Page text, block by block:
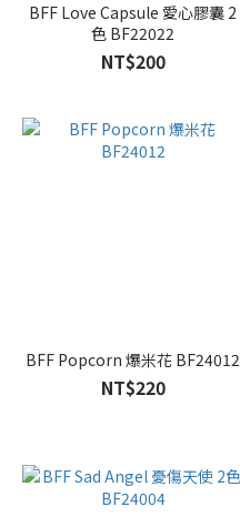
BFF Love Capsule 愛心膠囊 2
色 BF22022
NT$200
BFF Popcorn 爆米花 BF24012
NT$220